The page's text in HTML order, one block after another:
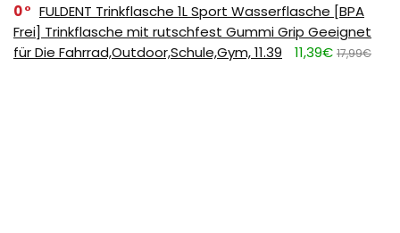
0
FULDENT Trinkflasche 1L Sport Wasserflasche [BPA
Frei] Trinkflasche mit rutschfest Gummi Grip Geeignet
für Die Fahrrad,Outdoor,Schule,Gym, 11.39
11,39€ 17,99€